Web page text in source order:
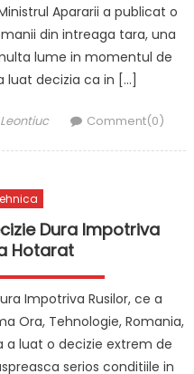
Apararii a publicat o
din intreaga tara, una
lume in momentul de
decizia ca in […]
Comment(0)
Dura Impotriva
Hotarat
Impotriva Rusilor, ce a
Ora, Tehnologie, Romania,
a luat o decizie extrem de
serios conditiile in